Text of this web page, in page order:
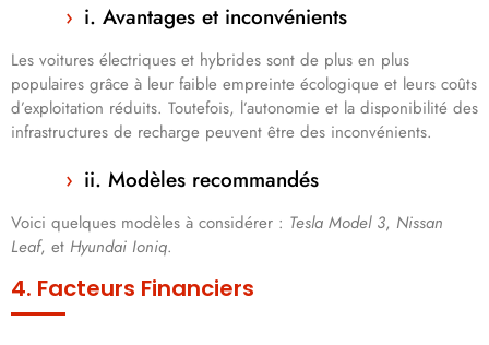
i. Avantages et inconvénients
Les voitures électriques et hybrides sont de plus en plus
populaires grâce à leur faible empreinte écologique et leurs coûts
d’exploitation réduits. Toutefois, l’autonomie et la disponibilité des
infrastructures de recharge peuvent être des inconvénients.
ii. Modèles recommandés
Voici quelques modèles à considérer : Tesla Model 3, Nissan
Leaf, et Hyundai Ioniq.
4. Facteurs Financiers